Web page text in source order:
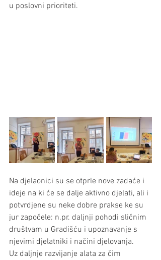
u poslovni prioriteti.
Na djelaonici su se otprle nove zadaće i
ideje na ki će se dalje aktivno djelati, ali i
potvrdjene su neke dobre prakse ke su
jur započele: n.pr. daljnji pohodi sličnim
društvam u Gradišću i upoznavanje s
njevimi djelatniki i načini djelovanja.
Uz daljnje razvijanje alata za čim